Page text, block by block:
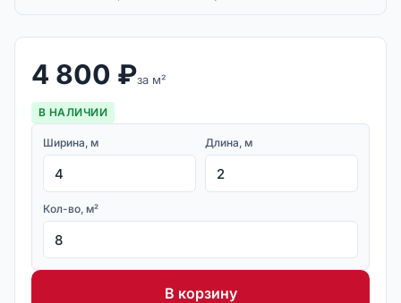
4 800 ₽за м²
В НАЛИЧИИ
Ширина, м Длина, м
Кол-во, м²
В корзину